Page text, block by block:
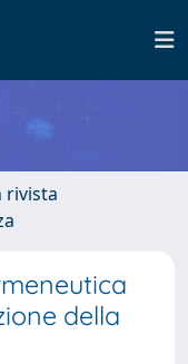
rivista
della